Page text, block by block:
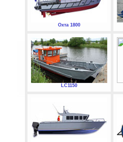
Охта 1800
LC1150